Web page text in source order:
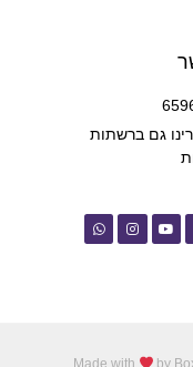
גם ברשתות
Made with by